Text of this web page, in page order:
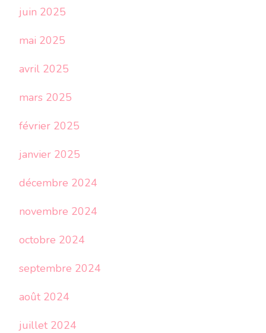
juin 2025
mai 2025
avril 2025
mars 2025
février 2025
janvier 2025
décembre 2024
novembre 2024
octobre 2024
septembre 2024
août 2024
juillet 2024